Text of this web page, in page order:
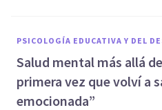
PSICOLOGÍA EDUCATIVA Y DEL
Salud mental más allá
primera vez que volví a
emocionada”